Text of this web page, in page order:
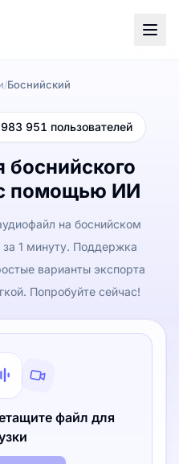
/Боснийский
951 пользователей
боснийского
с помощью ИИ
на боснийском
1 минуту. Поддержка
варианты экспорта
Попробуйте сейчас!
файл для